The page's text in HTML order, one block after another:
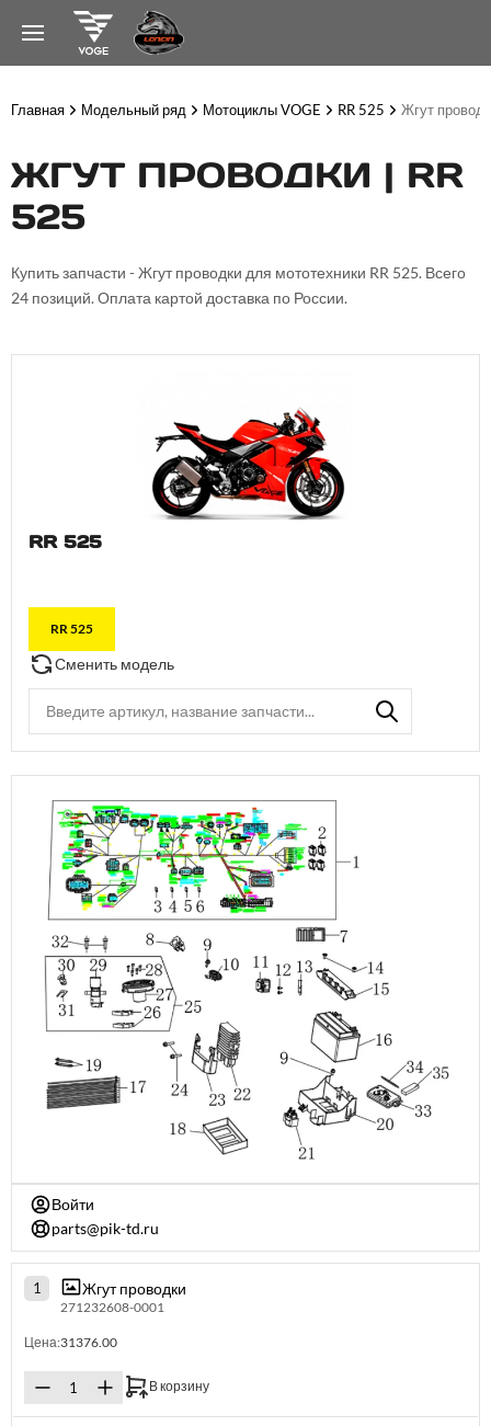
Главная Модельный ряд Мотоциклы VOGE RR 525 Жгут
ЖГУТ ПРОВОДКИ | RR
525
Купить запчасти - Жгут проводки для мототехники RR 525. Всего
24 позиций. Оплата картой доставка по России.
RR 525
RR 525
Сменить модель
Войти
parts@pik-td.ru
1 Жгут проводки
271232608-0001
Цена:31376.00
В корзину